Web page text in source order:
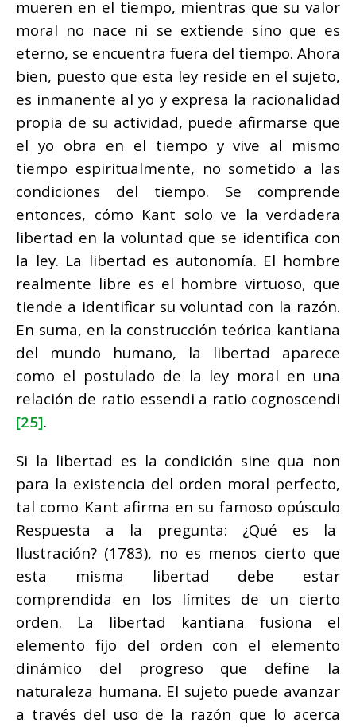
mueren en el tiempo, mientras que su valor
moral no nace ni se extiende sino que es
eterno, se encuentra fuera del tiempo. Ahora
bien, puesto que esta ley reside en el sujeto,
es inmanente al yo y expresa la racionalidad
propia de su actividad, puede afirmarse que
el yo obra en el tiempo y vive al mismo
tiempo espiritualmente, no sometido a las
condiciones del tiempo. Se comprende
entonces, cómo Kant solo ve la verdadera
libertad en la voluntad que se identifica con
la ley. La libertad es autonomía. El hombre
realmente libre es el hombre virtuoso, que
tiende a identificar su voluntad con la razón.
En suma, en la construcción teórica kantiana
del mundo humano, la libertad aparece
como el postulado de la ley moral en una
relación de ratio essendi a ratio cognoscendi
[25].
Si la libertad es la condición sine qua non
para la existencia del orden moral perfecto,
tal como Kant afirma en su famoso opúsculo
Respuesta a la pregunta: ¿Qué es la
Ilustración? (1783), no es menos cierto que
esta misma libertad debe estar
comprendida en los límites de un cierto
orden. La libertad kantiana fusiona el
elemento fijo del orden con el elemento
dinámico del progreso que define la
naturaleza humana. El sujeto puede avanzar
a través del uso de la razón que lo acerca